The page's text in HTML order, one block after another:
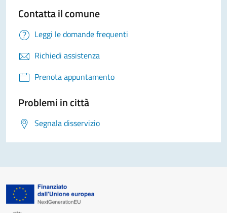
Contatta il comune
Leggi le domande frequenti
Richiedi assistenza
Prenota appuntamento
Problemi in città
Segnala disservizio